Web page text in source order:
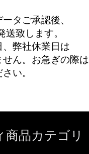
タご承認後、
致します。
弊社休業日は
ん。お急ぎの際は
い。
商品カテゴリ